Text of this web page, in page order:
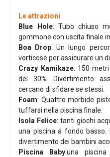
Le attrazioni
Blue Hole: Tubo chiuso
gommone con uscita finale
Boa Drop:Un lungo
vorticose per assicurare un
Crazy Kamikaze: 150
del 30%. Divertimento
cercano di sfidare se stessi.
Foam: Quattro morbide
tuffarsi nella piscina finale.
Isola Felice: tanti giochi
una piscina a fondo
divertimento dei bambini
Piscina Baby:una